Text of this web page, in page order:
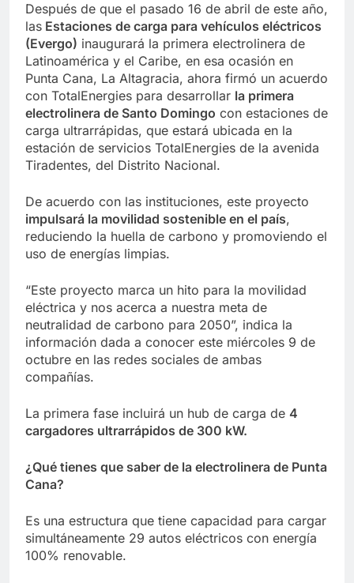
Después de que el pasado 16 de abril de este año,
las Estaciones de carga para vehículos eléctricos
(Evergo) inaugurará la primera electrolinera de
Latinoamérica y el Caribe, en esa ocasión en
Punta Cana, La Altagracia, ahora firmó un acuerdo
con TotalEnergies para desarrollar la primera
electrolinera de Santo Domingo con estaciones de
carga ultrarrápidas, que estará ubicada en la
estación de servicios TotalEnergies de la avenida
Tiradentes, del Distrito Nacional.
De acuerdo con las instituciones, este proyecto
impulsará la movilidad sostenible en el país,
reduciendo la huella de carbono y promoviendo el
uso de energías limpias.
“Este proyecto marca un hito para la movilidad
eléctrica y nos acerca a nuestra meta de
neutralidad de carbono para 2050”, indica la
información dada a conocer este miércoles 9 de
octubre en las redes sociales de ambas
compañías.
La primera fase incluirá un hub de carga de 4
cargadores ultrarrápidos de 300 kW.
¿Qué tienes que saber de la electrolinera de Punta
Cana?
Es una estructura que tiene capacidad para cargar
simultáneamente 29 autos eléctricos con energía
100% renovable.